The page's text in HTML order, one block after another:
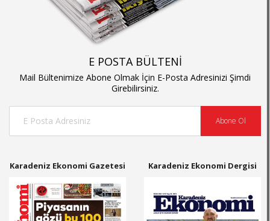
E POSTA BÜLTENİ
Mail Bültenimize Abone Olmak İçin E-Posta Adresinizi Şimdi
Girebilirsiniz.
Abone Ol
Karadeniz Ekonomi Gazetesi Karadeniz Ekonomi Dergisi